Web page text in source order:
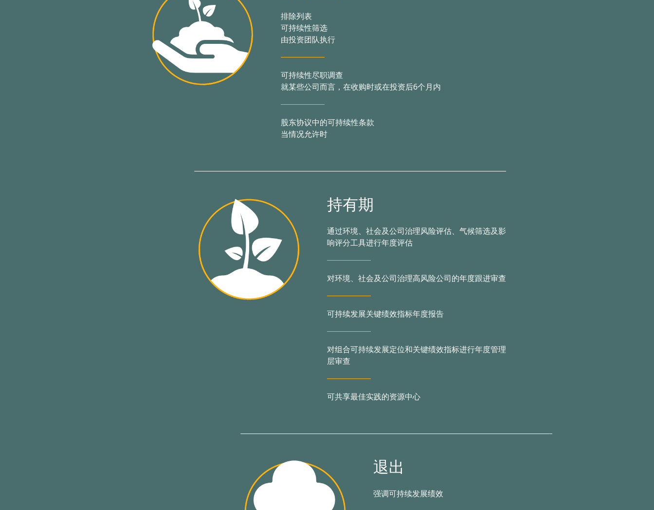
排除列表
可持续性筛选
由投资团队执行
可持续性尽职调查
就某些公司而言，在收购时或在投资后6个月内
股东协议中的可持续性条款
当情况允许时
持有期
通过环境、社会及公司治理风险评估、气候筛选及影
响评分工具进行年度评估
对环境、社会及公司治理高风险公司的年度跟进审查
可持续发展关键绩效指标年度报告
对组合可持续发展定位和关键绩效指标进行年度管理
层审查
可共享最佳实践的资源中心
退出
强调可持续发展绩效